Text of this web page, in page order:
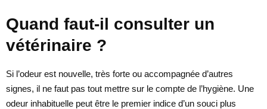
Quand faut-il consulter un
vétérinaire ?
Si l’odeur est nouvelle, très forte ou accompagnée d’autres
signes, il ne faut pas tout mettre sur le compte de l’hygiène. Une
odeur inhabituelle peut être le premier indice d’un souci plus